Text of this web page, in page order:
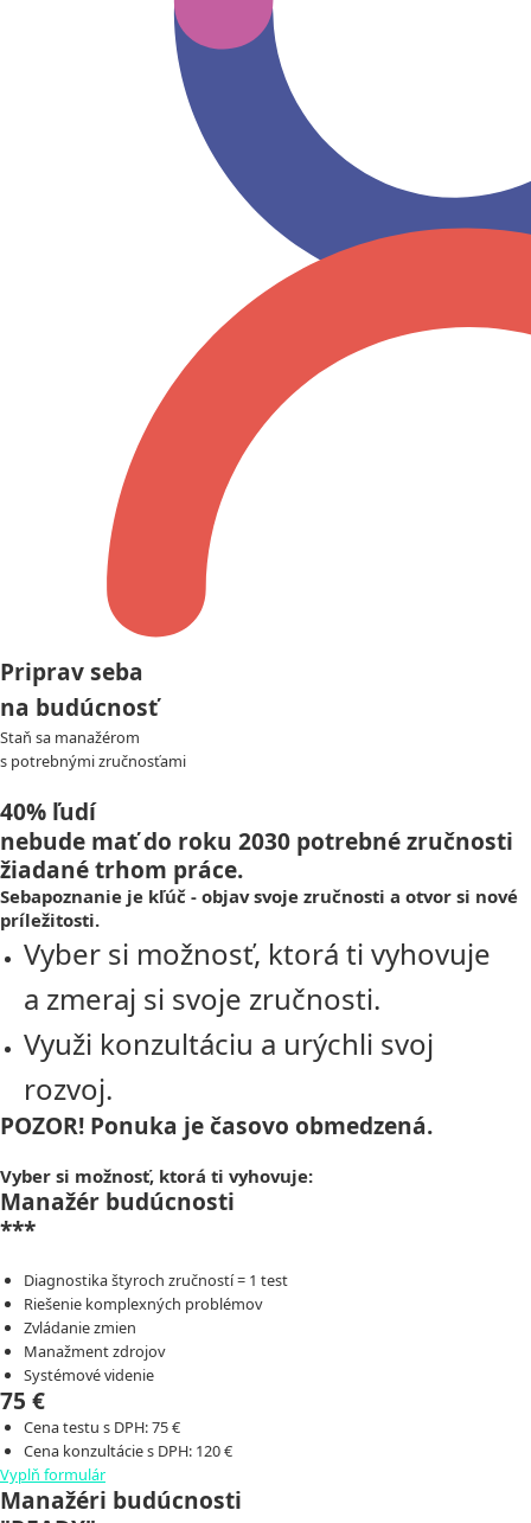
Priprav seba
na budúcnosť
Staň sa manažérom
s potrebnými zručnosťami
40% ľudí
nebude mať do roku 2030 potrebné zručnosti
žiadané trhom práce.
Sebapoznanie je kľúč - objav svoje zručnosti a otvor si nové
príležitosti.
Vyber si možnosť, ktorá ti vyhovuje
a zmeraj si svoje zručnosti.
Využi konzultáciu a urýchli svoj
rozvoj.
POZOR! Ponuka je časovo obmedzená.
Vyber si možnosť, ktorá ti vyhovuje:
Manažér budúcnosti
***
Diagnostika štyroch zručností = 1 test
Riešenie komplexných problémov
Zvládanie zmien
Manažment zdrojov
Systémové videnie
75 €
Cena testu s DPH: 75 €
Cena konzultácie s DPH: 120 €
Vyplň formulár
Manažéri budúcnosti